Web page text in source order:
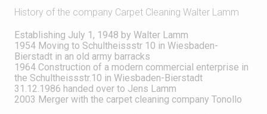
History of the company Carpet Cleaning Walter Lamm
Establishing July 1, 1948 by Walter Lamm
1954 Moving to Schultheissstr 10 in Wiesbaden-
Bierstadt in an old army barracks
1964 Construction of a modern commercial enterprise in
the Schultheissstr.10 in Wiesbaden-Bierstadt
31.12.1986 handed over to Jens Lamm
2003 Merger with the carpet cleaning company Tonollo